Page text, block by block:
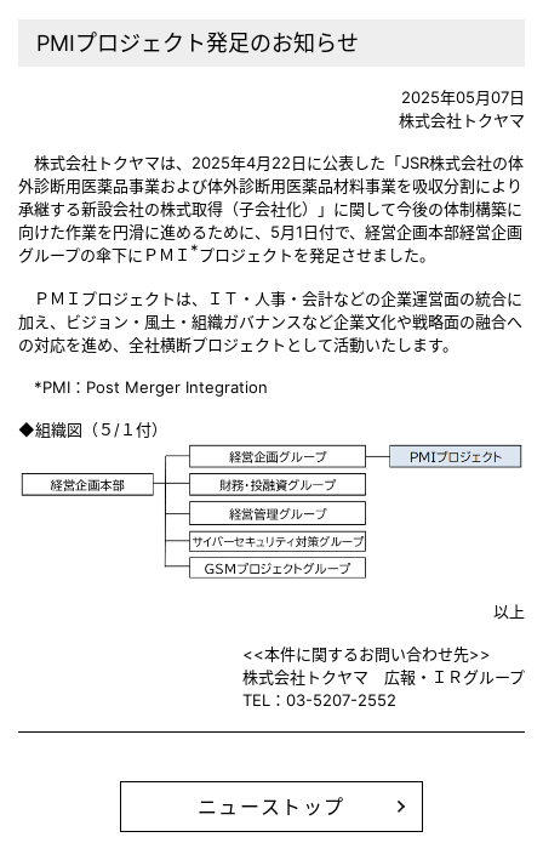
PMIプロジェクト発足のお知らせ
2025年05月07日
株式会社トクヤマ
株式会社トクヤマは、2025年4月22日に公表した「JSR株式会社の体
外診断用医薬品事業および体外診断用医薬品材料事業を吸収分割により
承継する新設会社の株式取得（子会社化）」に関して今後の体制構築に
向けた作業を円滑に進めるために、5月1日付で、経営企画本部経営企画
グループの傘下にＰＭＩ *プロジェクトを発足させました。
ＰＭＩプロジェクトは、ＩＴ・人事・会計などの企業運営面の統合に
加え、ビジョン・風土・組織ガバナンスなど企業文化や戦略面の融合へ
の対応を進め、全社横断プロジェクトとして活動いたします。
*PMI：Post Merger Integration
◆組織図（５/１付）
以上
<<本件に関するお問い合わせ先>>
株式会社トクヤマ 広報・ＩＲグループ
TEL：03-5207-2552
ニューストップ